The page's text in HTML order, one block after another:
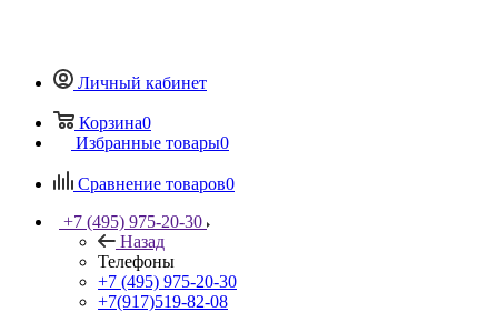
Личный кабинет
Корзина0
Избранные товары0
Сравнение товаров0
+7 (495) 975-20-30
Назад
Телефоны
+7 (495) 975-20-30
+7(917)519-82-08